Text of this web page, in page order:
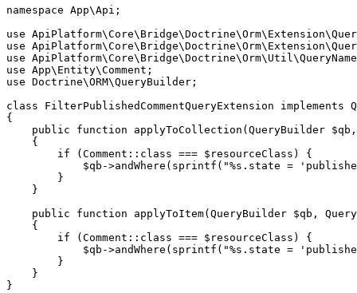
namespace App\Api ;
use ApiPlatform\Core\ Bridge\Doctrine\Orm\ Extension\
use ApiPlatform\Core\ Bridge\Doctrine\Orm\ Extension\
use ApiPlatform\Core\ Bridge\Doctrine\Orm\ Util\
use App\ Entity\Comment
use Doctrine\ORM\QueryBuilder ;
class
FilterPublishedCommentQueryExtension implements
{
public
function applyToCollection (QueryBuilder $qb
{
if (Comment:: class === $ resourceClass ) {
$qb ->andWhere ( sprintf ( "%s.state =
        }
    }
public
function applyToItem(QueryBuilder $qb ,
{
if (Comment:: class === $ resourceClass ) {
$qb ->andWhere ( sprintf ( "%s.state =
        }
    }
}